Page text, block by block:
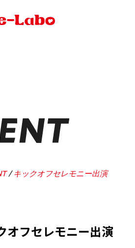
キックオフセレモニー出演
オフセレモニー出演